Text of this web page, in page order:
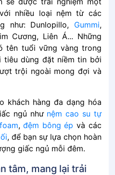
nhiều loại nệm từ các
như: Dunlopillo, Gummi,
Cương, Liên Á... Những
tên tuổi vững vàng trong
tiêu dùng đặt niềm tin bởi
trội ngoài mong đợi và
khách hàng đa dạng hóa
ngủ như nệm cao su tự
,đệm bông ép và các
, để bạn sự lựa chọn hoàn
giấc ngủ mỗi đêm.
tâm, mang lại trải